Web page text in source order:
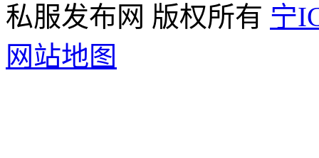
私服发布网 版权所有 宁
网站地图